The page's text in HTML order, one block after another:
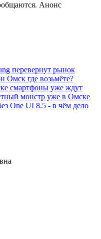
Анонс
перевернут рынок
Омск где возьмёте?
смартфоны уже ждут
монстр уже в Омске
One UI 8.5 - в чём дело